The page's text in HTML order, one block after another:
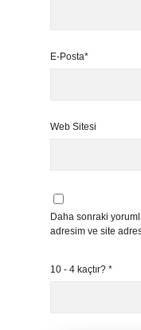
E-Posta*
Web Sitesi
Daha sonraki
adresim ve site
10 - 4 kaçtır? *